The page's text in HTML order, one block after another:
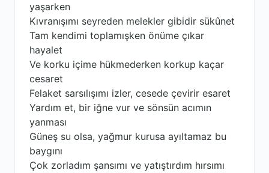
yaşarken
Kıvranışımı seyreden melekler gibidir sükûnet
Tam kendimi toplamışken önüme çıkar
hayalet
Ve korku içime hükmederken korkup kaçar
cesaret
Felaket sarsılışımı izler, cesede çevirir esaret
Yardım et, bir iğne vur ve sönsün acımın
yanması
Güneş su olsa, yağmur kurusa ayıltamaz bu
baygını
Çok zorladım şansımı ve yatıştırdım hırsımı